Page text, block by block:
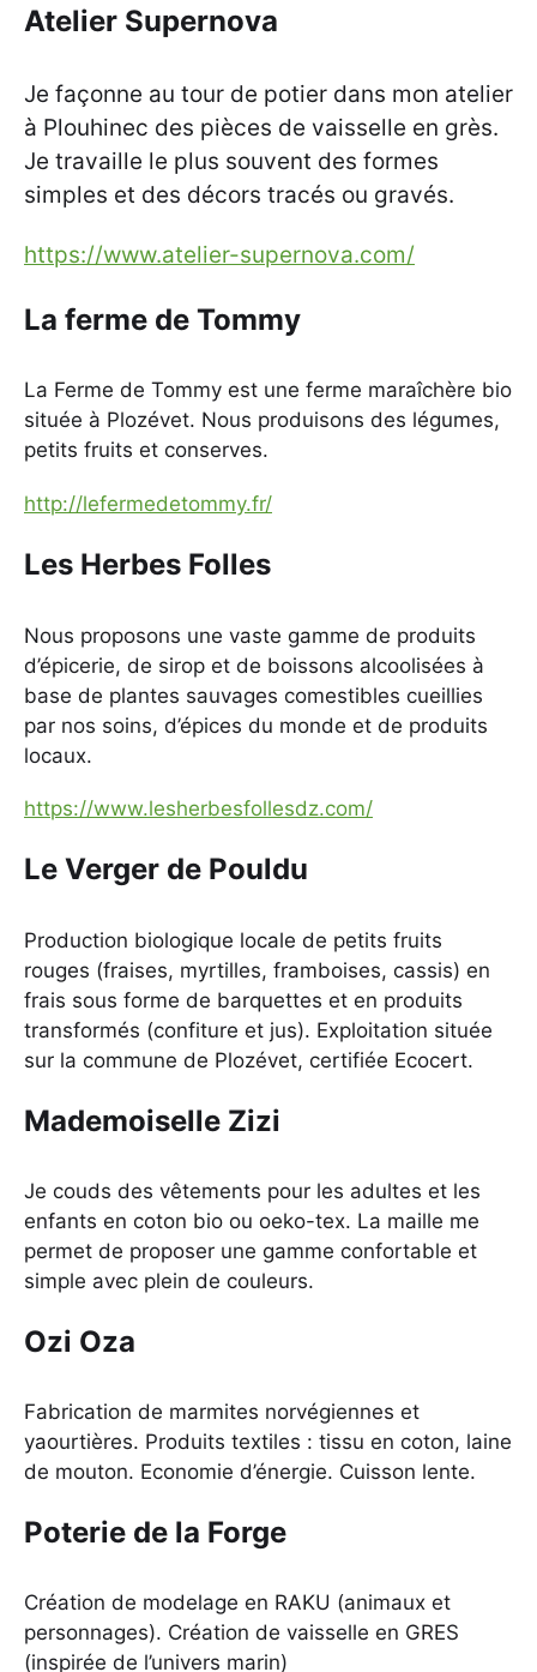
Atelier Supernova
Je façonne au tour de potier dans mon atelier
à Plouhinec des pièces de vaisselle en grès.
Je travaille le plus souvent des formes
simples et des décors tracés ou gravés.
https://www.atelier-supernova.com/
La ferme de Tommy
La Ferme de Tommy est une ferme maraîchère bio
située à Plozévet. Nous produisons des légumes,
petits fruits et conserves.
http://lefermedetommy.fr/
Les Herbes Folles
Nous proposons une vaste gamme de produits
d’épicerie, de sirop et de boissons alcoolisées à
base de plantes sauvages comestibles cueillies
par nos soins, d’épices du monde et de produits
locaux.
https://www.lesherbesfollesdz.com/
Le Verger de Pouldu
Production biologique locale de petits fruits
rouges (fraises, myrtilles, framboises, cassis) en
frais sous forme de barquettes et en produits
transformés (confiture et jus). Exploitation située
sur la commune de Plozévet, certifiée Ecocert.
Mademoiselle Zizi
Je couds des vêtements pour les adultes et les
enfants en coton bio ou oeko-tex. La maille me
permet de proposer une gamme confortable et
simple avec plein de couleurs.
Ozi Oza
Fabrication de marmites norvégiennes et
yaourtières. Produits textiles : tissu en coton, laine
de mouton. Economie d’énergie. Cuisson lente.
Poterie de la Forge
Création de modelage en RAKU (animaux et
personnages). Création de vaisselle en GRES
(inspirée de l’univers marin)